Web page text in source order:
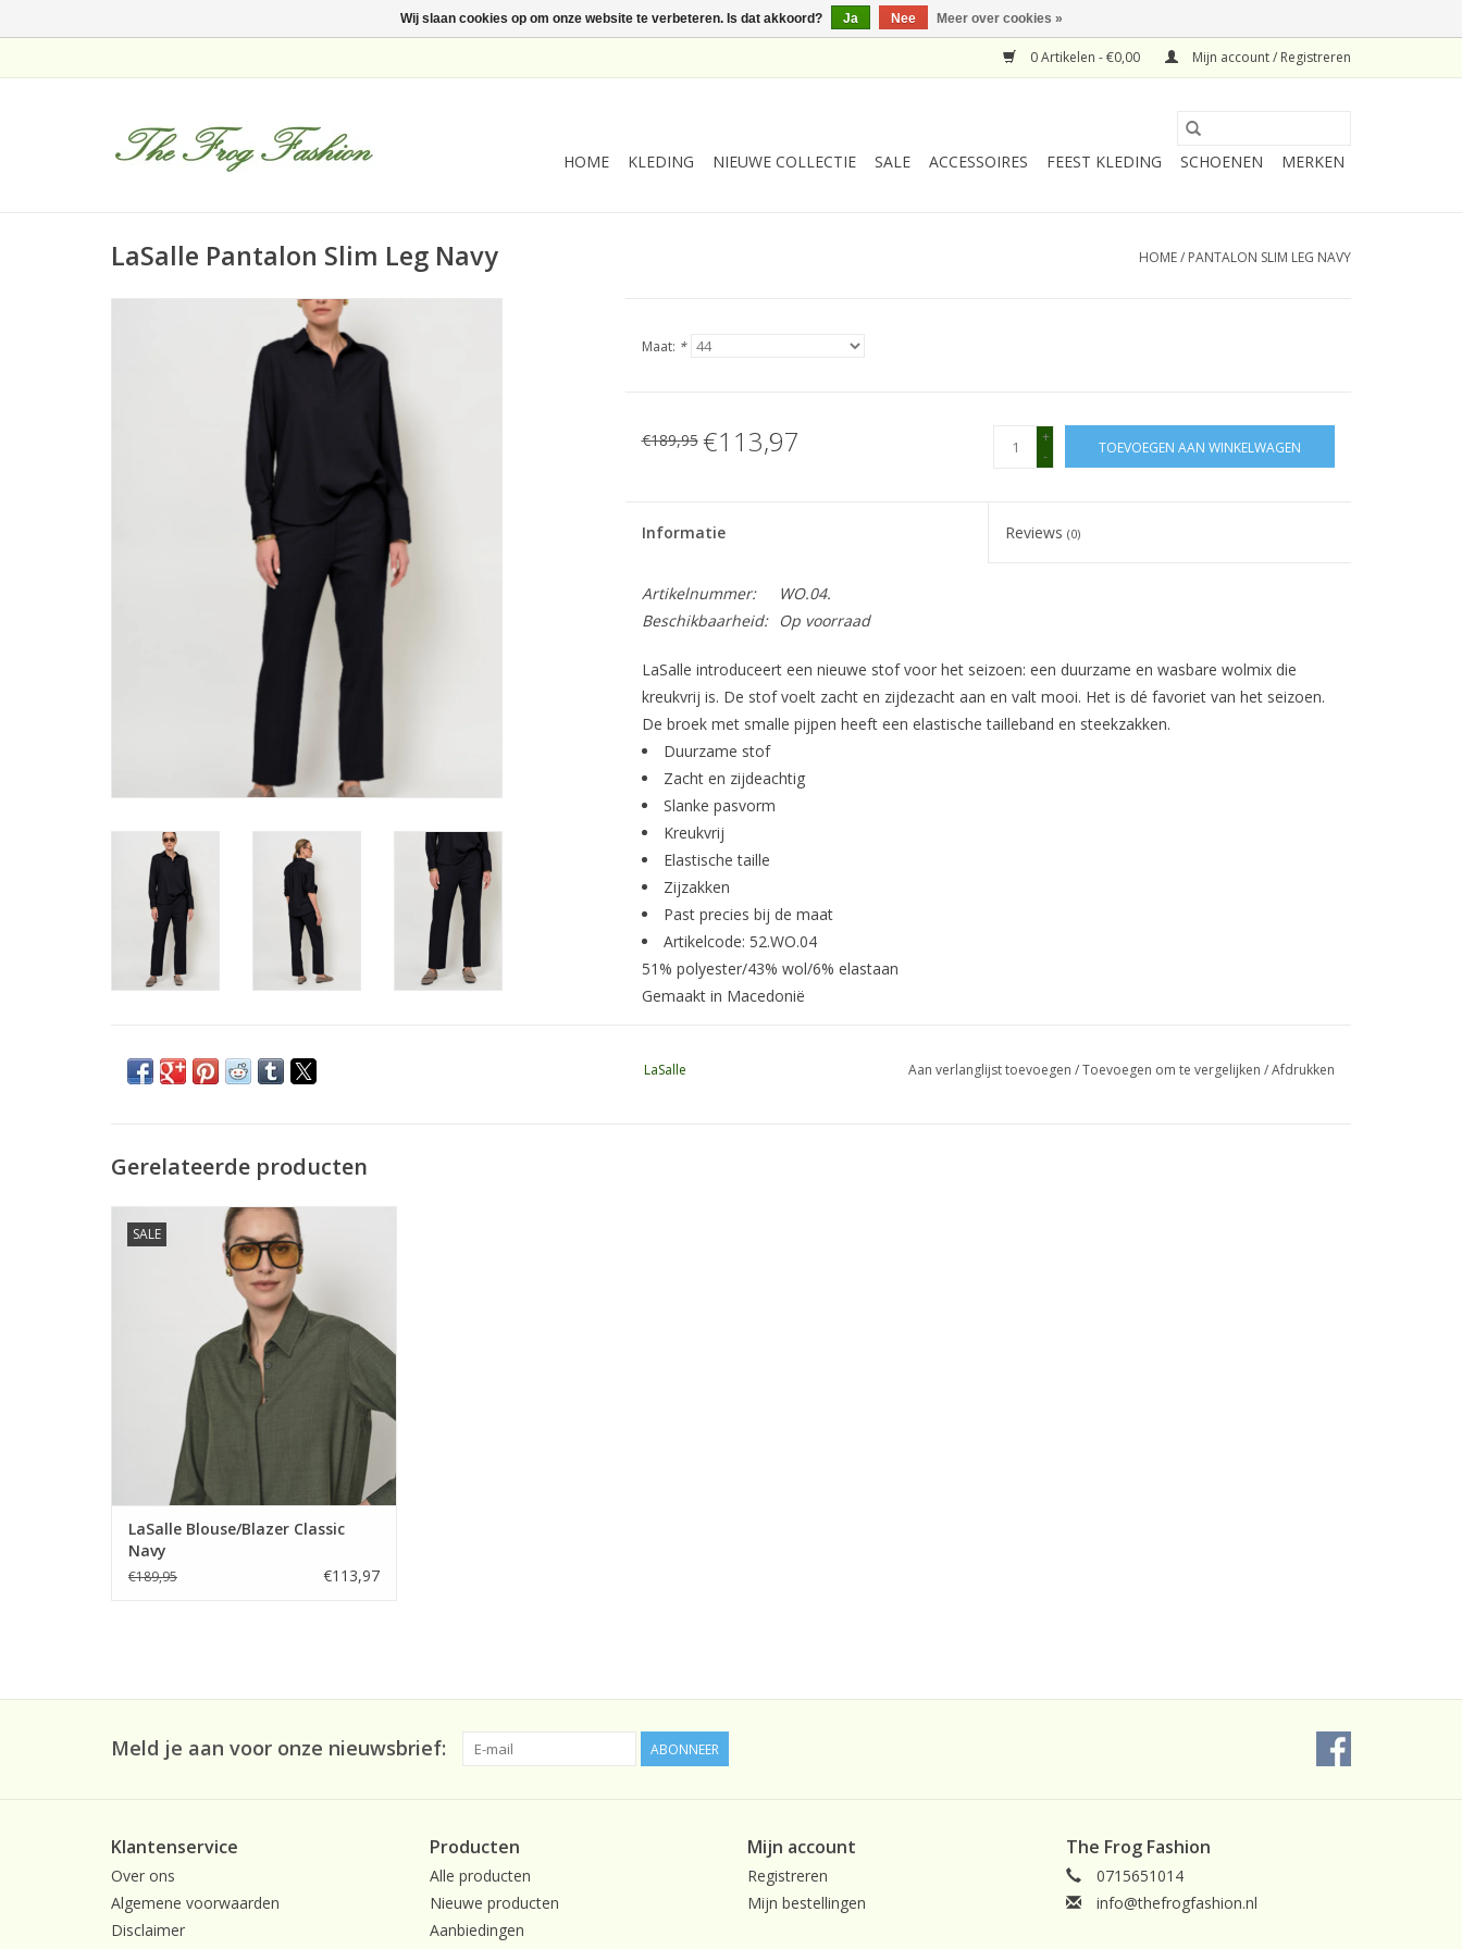
0 Artikelen - €0,00 Mijn account / Registreren
HOME KLEDING NIEUWE COLLECTIE SALE ACCESSOIRES FEEST KLEDING SCHOENEN MERKEN
LaSalle Pantalon Slim Leg Navy HOME/ PANTALON SLIM LEG NAVY
Maat: *
€189,95 €113,97
+
-
TOEVOEGEN AAN WINKELWAGEN
Informatie Reviews(0)
Artikelnummer:
WO.04.
Beschikbaarheid:
Op voorraad
LaSalle introduceert een nieuwe stof voor het seizoen: een duurzame en wasbare wolmix die
kreukvrij is. De stof voelt zacht en zijdezacht aan en valt mooi. Het is dé favoriet van het seizoen.
De broek met smalle pijpen heeft een elastische tailleband en steekzakken.
Duurzame stof
Zacht en zijdeachtig
Slanke pasvorm
Kreukvrij
Elastische taille
Zijzakken
Past precies bij de maat
Artikelcode: 52.WO.04
51% polyester/43% wol/6% elastaan
Gemaakt in Macedonië
LaSalle Aan verlanglijst toevoegen /Toevoegen om te vergelijken /Afdrukken
Gerelateerde producten
SALE
LaSalle Blouse/Blazer Classic Navy
TOEVOEGEN AAN WINKELWAGEN
LaSalle Blouse/Blazer Classic
Navy
€189,95 €113,97
Meld je aan voor onze nieuwsbrief: ABONNEER
Klantenservice
Over ons
Algemene voorwaarden
Disclaimer
Producten
Alle producten
Nieuwe producten
Aanbiedingen
Mijn account
Registreren
Mijn bestellingen
The Frog Fashion
0715651014
info@thefrogfashion.nl
Wij slaan cookies op om onze website te verbeteren. Is dat akkoord? Ja Nee Meer over cookies »